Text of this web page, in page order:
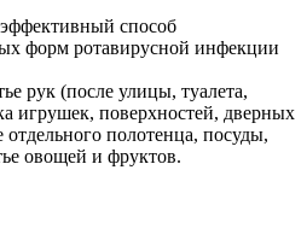
способ
форм ротавирусной инфекции
рук (после улицы, туалета,
игрушек, поверхностей, дверных
отдельного полотенца, посуды,
овощей и фруктов.